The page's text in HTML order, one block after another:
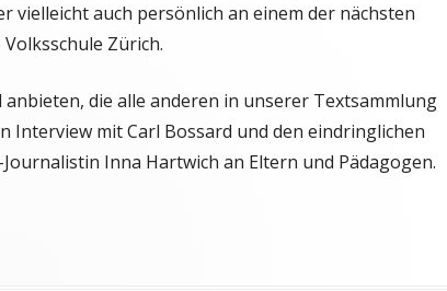
vielleicht auch persönlich an einem der nächsten
Zürich.
die alle anderen in unserer Textsammlung
Interview mit Carl Bossard und den eindringlichen
Inna Hartwich an Eltern und Pädagogen.